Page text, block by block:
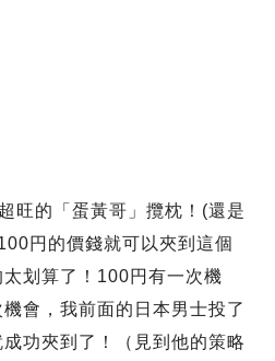
旺的「蛋黃哥」攬枕！(還是
円的價錢就可以夾到這個
划算了！100円有一次機
會，我前面的日本男士投了
功夾到了！（見到他的策略